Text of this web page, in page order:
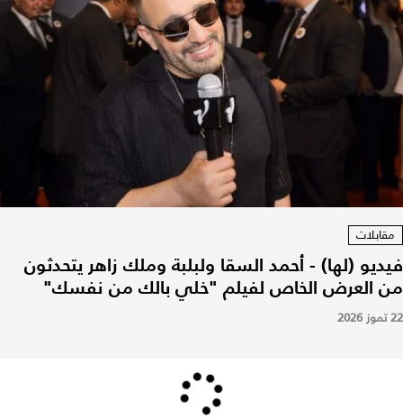
مقابلات
فيديو (لها) - أحمد السقا ولبلبة وملك زاهر يتحدثون
من العرض الخاص لفيلم "خلي بالك من نفسك"
22 تموز 2026